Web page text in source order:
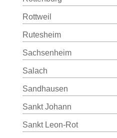
Rottweil
Rutesheim
Sachsenheim
Salach
Sandhausen
Sankt Johann
Sankt Leon-Rot